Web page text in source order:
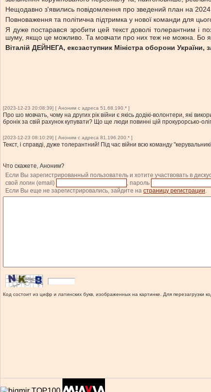
Нещодавно з'явились повідомлення про зведений план на
Повноваження та політична підтримка у нової команди для
Я дуже постарався зробити цей текст доволі толерантним і
шуму, якщо це можливо. Та мовчати про них теж не можна. Бо
Віталій ДЕЙНЕГА, ексзаступник Міністра оборони
[2023-12-23 20:08:39] [ Аноним с адреса 51.68.190.* ]
Про шо мовчать, чому на других рік війни є якісь додікі-волонтери, які
бронік за свій рахунок купувати? Що ще люди повинні цій прокурорсько-
[2023-12-23 08:10:29] [ Аноним с адреса 81.196.200.* ]
Текст, і справді, дуже толерантний! Під час війни всю команду
Что скажете, Аноним?
Если Вы зарегистрированный пользователь и хотите участвовать в
свой логин (email)
, пароль
Если Вы еще не зарегистрировались, зайдите на страницу регистрации.
Код состоит из цифр и латинских букв, изображенных на картинке. Для перезагрузки